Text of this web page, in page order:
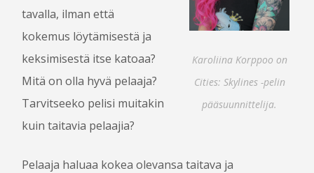
TYÖVOIMAKSI
Karoliina Korppoo on
Cities: Skylines -pelin
pääsuunnittelija.
tavalla, ilman että
kokemus löytämisestä ja
keksimisestä itse katoaa?
Mitä on olla hyvä pelaaja?
Tarvitseeko pelisi muitakin
kuin taitavia pelaajia?
Pelaaja haluaa kokea olevansa taitava ja